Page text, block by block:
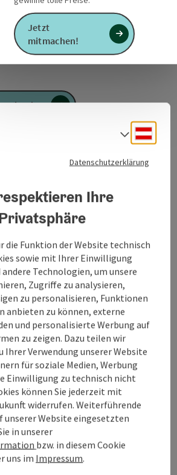
Jetzt
mitmachen!
zu den Moorseen.
Moor mit seiner einzigartigen
vorbei an den
Badeseen der Seenplatte
Waidmoos mit
1. Braugut Österreichs, dem
Diese Tour lässt keine Wünsche
Datenschutzerklärung
Ihre
die Funktion der Website technisch
sowie mit Ihrer Einwilligung
andere Technologien, um unsere
Zugriffe zu analysieren,
zu personalisieren, Funktionen
anbieten zu können, externe
und personalisierte Werbung auf
zu zeigen. Dazu teilen wir
Verwendung unserer Website
für soziale Medien, Werbung
Einwilligung zu technisch nicht
können Sie jederzeit mit
widerrufen. Weiterführende
unserer Website eingesetzten
in unserer
bzw. in diesem Cookie
uns im Impressum.